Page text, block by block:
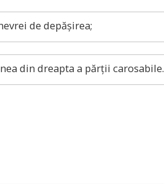
de depășirea;
din dreapta a părții carosabile.